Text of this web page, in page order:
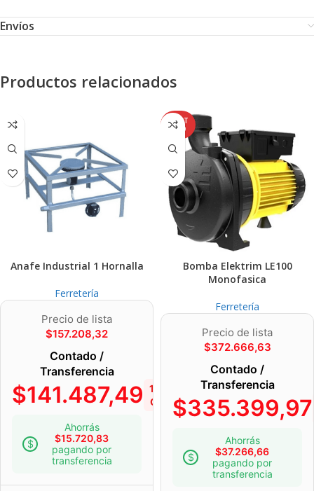
Envíos
Productos relacionados
Anafe Industrial 1 Hornalla
Ferretería
Precio de lista
$157.208,32
Contado /
Transferencia
$141.487,49 10%
OFF
Ahorrás
$15.720,83
pagando por
transferencia
AGOT
ADO
Bomba Elektrim LE100
Monofasica
Ferretería
Precio de lista
$372.666,63
Contado /
Transferencia
$335.399,97
Ahorrás
$37.266,66
pagando por
transferencia